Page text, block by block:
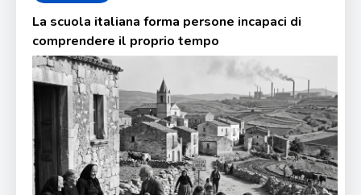
La scuola italiana forma persone incapaci di
comprendere il proprio tempo